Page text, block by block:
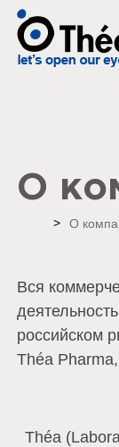
О
Home О
Вся
российском
Théa
Théa